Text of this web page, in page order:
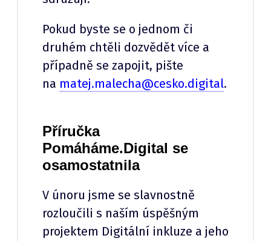
Pokud byste se o jednom či
druhém chtěli dozvědět více a
případně se zapojit, pište
na matej.malecha@cesko.digital.
Příručka
Pomáháme.Digital se
osamostatnila
V únoru jsme se slavnostně
rozloučili s naším úspěšným
projektem Digitální inkluze a jeho